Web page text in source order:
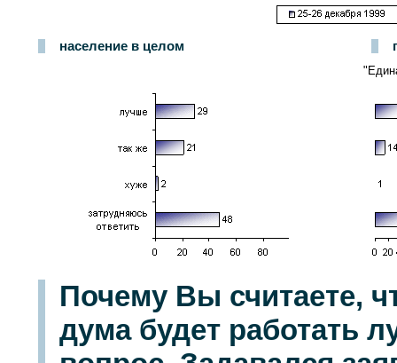
население в целом
Почему Вы считаете,
дума будет работать